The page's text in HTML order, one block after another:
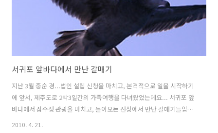
서귀포 앞바다에서 만난 갈매기
지난 3월 중순 경...법인 설립 신청을 마치고, 본격적으로 일을 시작하기
에 앞서, 제주도로 2박3일간의 가족여행을 다녀왔었는데요... 서귀포 앞
바다에서 잠수정 관광을 마치고, 돌아오는 선상에서 만난 갈매기들입니
다. 여행기를 언제 올릴 수 있을지 모르니, 서귀포 갈매기부터 만나보시
2010. 4. 21.